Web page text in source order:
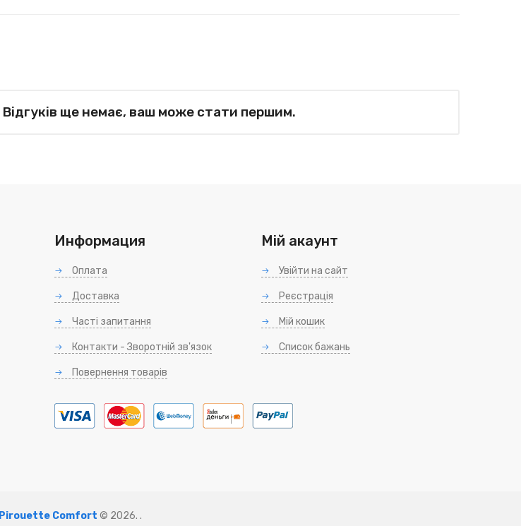
Відгуків ще немає, ваш може стати першим.
Информация
Оплата
Доставка
Часті запитання
Контакти - Зворотній зв'язок
Повернення товарів
Мій акаунт
Увійти на сайт
Реєстрація
Мій кошик
Список бажань
Pirouette Comfort © 2026. .